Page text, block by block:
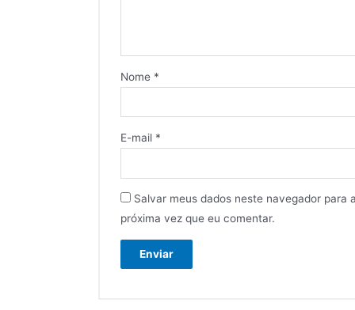
Nome *
E-mail *
Salvar meus dados neste navegador para
próxima vez que eu comentar.